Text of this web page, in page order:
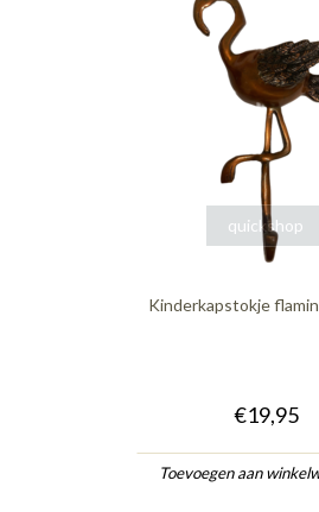
quickshop
Kinderkapstokje
€19,95
Toevoegen aan